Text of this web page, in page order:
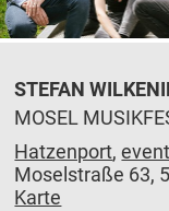
STEFAN
MOSEL
Hatzenport,
Moselstraße 63,
Karte